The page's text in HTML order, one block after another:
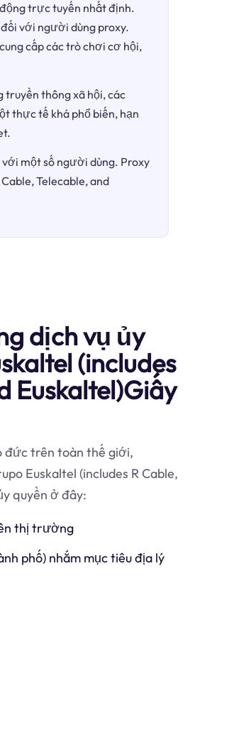
động trực tuyến nhất định.
với người dùng proxy.
cấp các trò chơi cơ hội,
truyền thông xã hội, các
thực tế khá phổ biến, hạn
một số người dùng. Proxy
Telecable, and
dịch vụ ủy
(includes
Euskaltel)Giấy
đức trên toàn thế giới,
Euskaltel (includes R Cable,
quyền ở đây:
thị trường
phố) nhắm mục tiêu địa lý